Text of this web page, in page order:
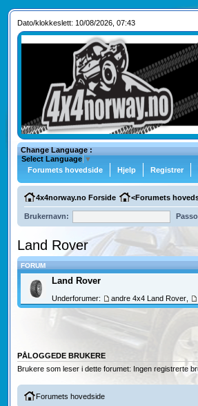
Dato/klokkeslett: 10/08/2026, 07:43
Change Language :
Select Language ▼
Forumets hovedside
Hjelp Registrer
4x4norway.no Forside <Forumets
Brukernavn:
Land Rover
FORUM
Land Rover
Underforumer: andre 4x4 Land Rover,
PÅLOGGEDE BRUKERE
Brukere som leser i dette forumet: Ingen registrerte
Forumets hovedside